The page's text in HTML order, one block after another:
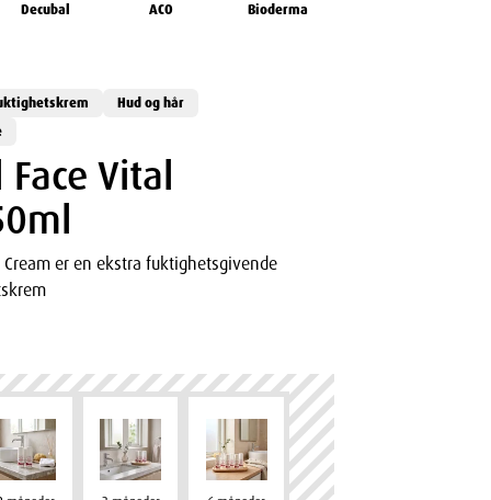
Decubal ACO Bioderma
Hud og hår
Vital
Cream er en ekstra fuktighetsgivende